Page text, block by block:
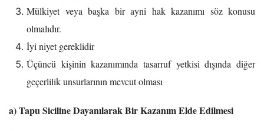
Mülkiyet veya başka bir ayni hak kazanımı söz konusu
olmalıdır.
İyi niyet gereklidir
Üçüncü kişinin kazanımında tasarruf yetkisi dışında diğer
geçerlilik unsurlarının mevcut olması
a) Tapu Siciline Dayanılarak Bir Kazanım Elde Edilmesi